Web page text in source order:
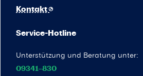
Service-Hotline
Unterstützung und Beratung unter:
09341–830
Kontakt